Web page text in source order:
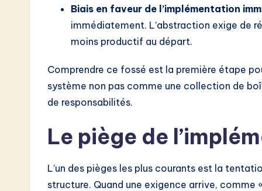
Biais en faveur de l’implémentation
immédiatement. L’abstraction exige de
moins productif au départ.
Comprendre ce fossé est la première étape
système non pas comme une collection de
de responsabilités.
Le piège de
L’un des pièges les plus courants est la
structure. Quand une exigence arrive,